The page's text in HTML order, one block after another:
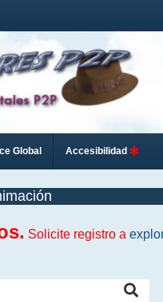
Global Accesibilidad
Solicite registro a